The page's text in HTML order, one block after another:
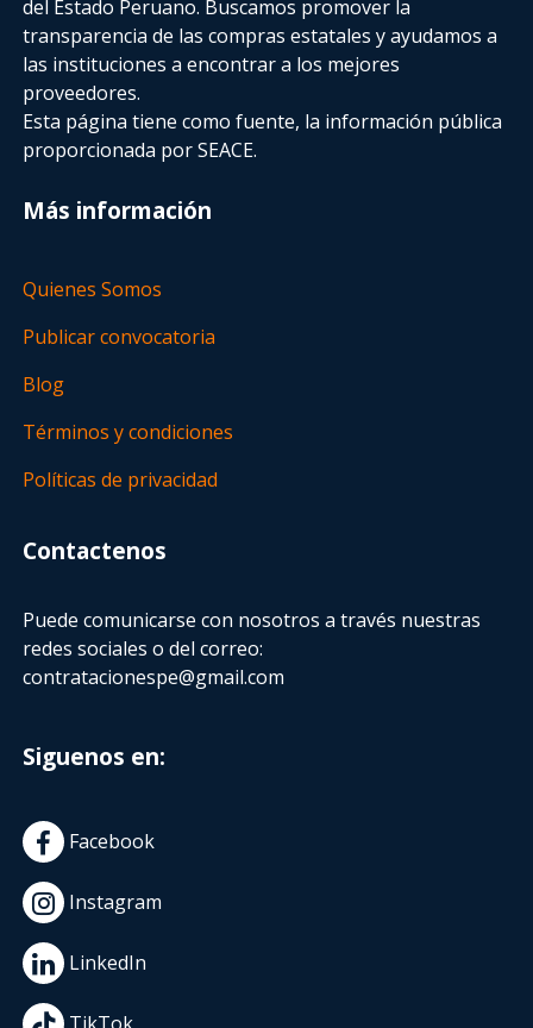
del Estado Peruano. Buscamos promover la
transparencia de las compras estatalesy ayudamos a
las instituciones a encontrar a los mejores
proveedores.
Esta página tiene como fuente, la información pública
proporcionada por SEACE.
Más información
Quienes Somos
Publicar convocatoria
Blog
Términos y condiciones
Políticas de privacidad
Contactenos
Puede comunicarse con nosotros a través nuestras
redes sociales o del correo:
contratacionespe@gmail.com
Siguenos en:
Facebook
Instagram
LinkedIn